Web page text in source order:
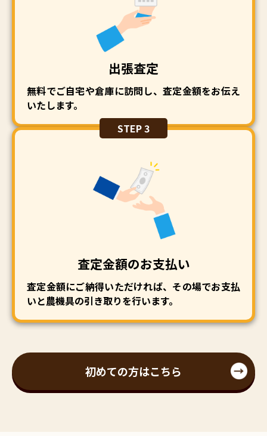
出張査定
無料でご自宅や倉庫に訪問し、査定金額をお伝え
いたします。
STEP 3
査定金額のお支払い
査定金額にご納得いただければ、その場でお支払
いと農機具の引き取りを行います。
初めての方はこちら